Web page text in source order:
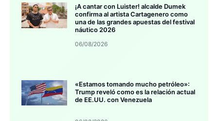
¡A cantar con Luister! alcalde Dumek
confirma al artista Cartagenero como
una de las grandes apuestas del festival
náutico 2026
06/08/2026
«Estamos tomando mucho petróleo»:
Trump reveló como es la relación actual
de EE.UU. con Venezuela